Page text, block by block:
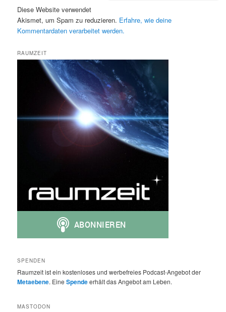
Diese Website verwendet
Akismet, um Spam zu reduzieren. Erfahre, wie deine
Kommentardaten verarbeitet werden.
RAUMZEIT
SPENDEN
Raumzeit ist ein kostenloses und werbefreies Podcast-Angebot der
Metaebene. EineSpendeerhält das Angebot am Leben.
MASTODON